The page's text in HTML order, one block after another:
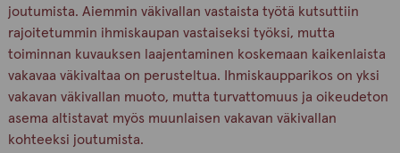
joutumista. Aiemmin väkivallan vastaista työtä kutsuttiin
rajoitetummin ihmiskaupan vastaiseksi työksi, mutta
toiminnan kuvauksen laajentaminen koskemaan kaikenlaista
vakavaa väkivaltaa on perusteltua. Ihmiskaupparikos on yksi
vakavan väkivallan muoto, mutta turvattomuus ja oikeudeton
asema altistavat myös muunlaisen vakavan väkivallan
kohteeksi joutumista.